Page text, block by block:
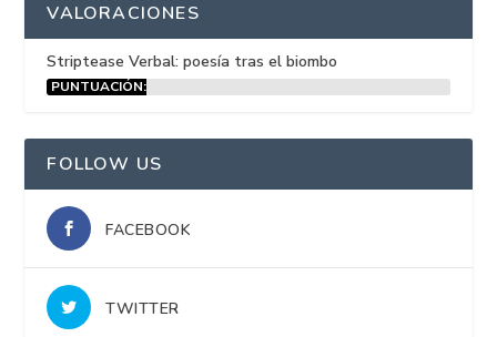
VALORACIONES
Striptease Verbal: poesía tras el biombo
PUNTUACIÓN:
FOLLOW US
FACEBOOK
TWITTER